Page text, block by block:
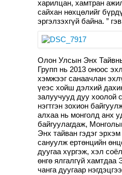
харилцан, хамтран
сайхан нөхцөлийг
эргэлзэхгүй байна. ”
Олон Улсын Энх
Групп нь 2013 оноос
хэмжээг санаачлан
үеэс хойш дэлхий
залуучууд дуу хоолой
нэгтгэн зохион
алхаа нь монголд анх
байгуулагдаж,
Энх тайван гэдэг
сануулж ертөнцийн
дуугаа хүргэж, хэл
өнгө ялгалгүй хамтдаа
чанга дуугаар